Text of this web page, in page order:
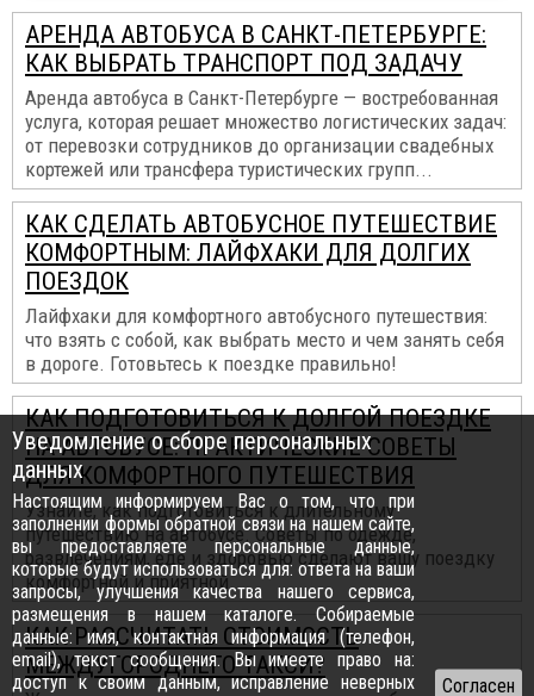
АРЕНДА АВТОБУСА В САНКТ-ПЕТЕРБУРГЕ:
КАК ВЫБРАТЬ ТРАНСПОРТ ПОД ЗАДАЧУ
Аренда автобуса в Санкт-Петербурге — востребованная
услуга, которая решает множество логистических задач:
от перевозки сотрудников до организации свадебных
кортежей или трансфера туристических групп...
КАК СДЕЛАТЬ АВТОБУСНОЕ ПУТЕШЕСТВИЕ
КОМФОРТНЫМ: ЛАЙФХАКИ ДЛЯ ДОЛГИХ
ПОЕЗДОК
Лайфхаки для комфортного автобусного путешествия:
что взять с собой, как выбрать место и чем занять себя
в дороге. Готовьтесь к поездке правильно!
КАК ПОДГОТОВИТЬСЯ К ДОЛГОЙ ПОЕЗДКЕ
НА АВТОБУСЕ: ПРАКТИЧЕСКИЕ СОВЕТЫ
ДЛЯ КОМФОРТНОГО ПУТЕШЕСТВИЯ
Узнайте, как подготовиться к длительному
путешествию на автобусе. Советы по одежде,
развлечениям, еде и здоровью сделают вашу поездку
комфортной и приятной...
КАК РАССЧИТАТЬ СТОИМОСТЬ
МЕЖДУГОРОДНЕГО ТАКСИ?
Уведомление о сборе персональных
данных
Настоящим информируем Вас о том, что при
заполнении формы обратной связи на нашем сайте,
вы предоставляете персональные данные,
которые будут использоваться для: ответа на ваши
запросы, улучшения качества нашего сервиса,
размещения в нашем каталоге. Собираемые
данные: имя, контактная информация (телефон,
email), текст сообщения. Вы имеете право на:
доступ к своим данным, исправление неверных